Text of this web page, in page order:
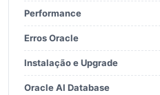
Performance
Erros Oracle
Instalação e Upgrade
Oracle AI Database